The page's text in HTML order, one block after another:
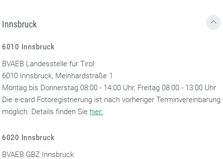
Innsbruck
6010 Innsbruck
BVAEB Landesstelle für Tirol
6010 Innsbruck, Meinhardstraße 1
Montag bis Donnerstag 08:00 - 14:00 Uhr, Freitag 08:00 - 13:00 Uhr
Die e-card Fotoregistrierung ist nach vorheriger Terminvereinbarung
möglich. Details finden Sie hier.
6020 Innsbruck
BVAEB GBZ Innsbruck